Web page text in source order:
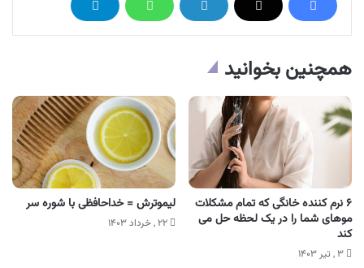
همچنین بخوانید
۶ نرم کننده خانگی که تمام مشکلات
موهای شما را در یک لحظه حل می
کند
۳ , تیر ۱۴۰۳
لیموترش = خداحافظی با شوره سر
۲۲ , خرداد ۱۴۰۳